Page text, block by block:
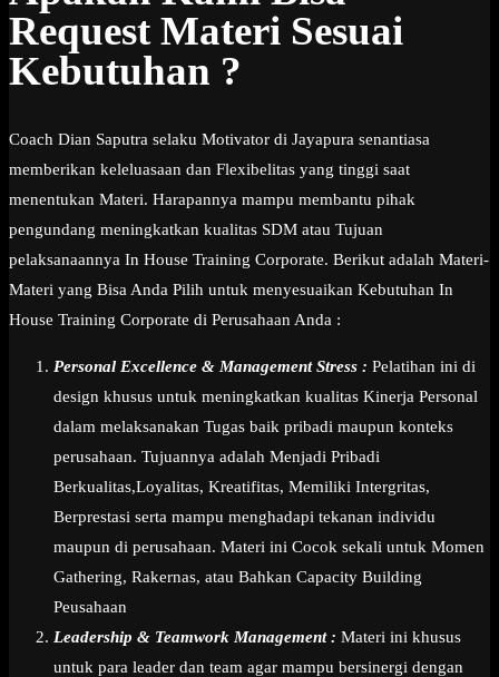
Request Materi Sesuai
Kebutuhan ?
Coach Dian Saputra selaku Motivator di Jayapura senantiasa
memberikan keleluasaan dan Flexibelitas yang tinggi saat
menentukan Materi. Harapannya mampu membantu pihak
pengundang meningkatkan kualitas SDM atau Tujuan
pelaksanaannya In House Training Corporate. Berikut adalah Materi-
Materi yang Bisa Anda Pilih untuk menyesuaikan Kebutuhan In
House Training Corporate di Perusahaan Anda :
Personal Excellence & Management Stress : Pelatihan ini di
design khusus untuk meningkatkan kualitas Kinerja Personal
dalam melaksanakan Tugas baik pribadi maupun konteks
perusahaan. Tujuannya adalah Menjadi Pribadi
Berkualitas,Loyalitas, Kreatifitas, Memiliki Intergritas,
Berprestasi serta mampu menghadapi tekanan individu
maupun di perusahaan. Materi ini Cocok sekali untuk Momen
Gathering, Rakernas, atau Bahkan Capacity Building
Peusahaan
Leadership & Teamwork Management : Materi ini khusus
untuk para leader dan team agar mampu bersinergi dengan